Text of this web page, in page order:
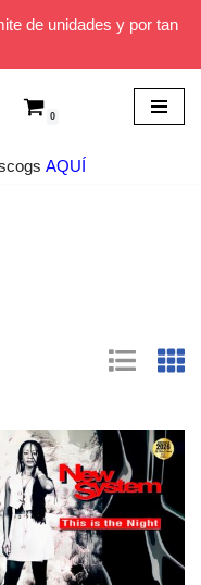
de unidades y por tan
0
AQUÍ